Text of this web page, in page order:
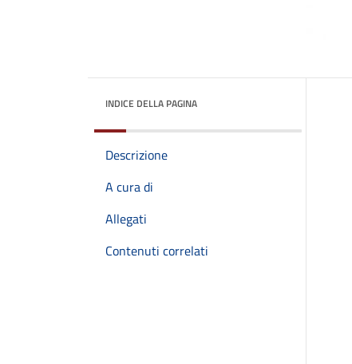
INDICE DELLA PAGINA
Descrizione
A cura di
Allegati
Contenuti correlati